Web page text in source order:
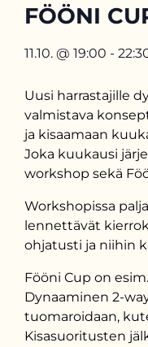
FÖÖNI
11.10. @ 19:00 -
Uusi harrastajille
valmistava
ja kisaamaan
Joka kuukausi
workshop sekä
Workshopissa
lennettävät
ohjatusti ja niihin
Fööni Cup on
Dynaaminen 2-
tuomaroidaan,
Kisasuoritusten